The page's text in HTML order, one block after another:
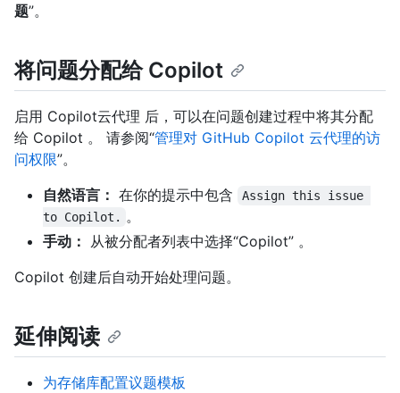
题”。
将问题分配给 Copilot
启用 Copilot云代理 后，可以在问题创建过程中将其分配
给 Copilot 。 请参阅“管理对 GitHub Copilot 云代理的访
问权限”。
自然语言： 在你的提示中包含
Assign this issue
to Copilot. 。
手动： 从被分配者列表中选择“Copilot” 。
Copilot 创建后自动开始处理问题。
延伸阅读
为存储库配置议题模板